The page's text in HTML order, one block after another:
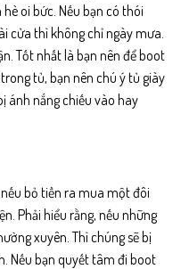
oi bức. Nếu bạn có thói
cửa thì không chỉ ngày mưa.
Tốt nhất là bạn nên để boot
tủ, bạn nên chú ý tủ giày
ánh nắng chiếu vào hay
bỏ tiền ra mua một đôi
Phải hiểu rằng, nếu những
xuyên. Thì chúng sẽ bị
Nếu bạn quyết tâm đi boot